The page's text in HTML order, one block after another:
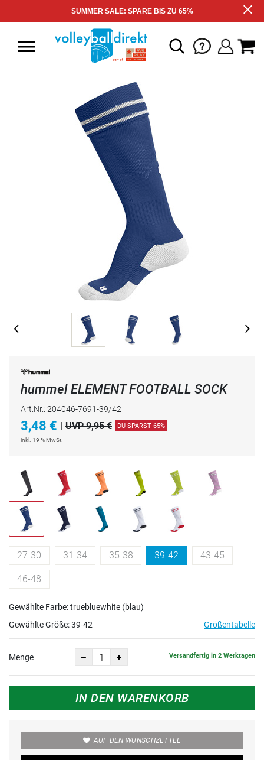
SUMMER SALE: SPARE BIS ZU 65%
hummel ELEMENT FOOTBALL SOCK
Art.Nr.: 204046-7691-39/42
3,48 € | UVP 9,95 € DU SPARST 65%
inkl. 19 % MwSt.
27-30 31-34 35-38 39-42 43-45
46-48
Gewählte Farbe: truebluewhite (blau)
Gewählte Größe:39-42 Größentabelle
Menge Versandfertig in 2 Werktagen
IN DEN WARENKORB
AUF DEN WUNSCHZETTEL